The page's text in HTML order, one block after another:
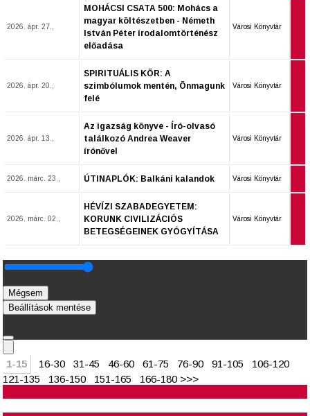
2026. ápr. 27.,
MOHÁCSI CSATA 500: Mohács a
magyar költészetben - Németh
István Péter irodalomtörténész
előadása
Városi Könyvtár
2026. ápr. 20.,
SPIRITUÁLIS KÖR: A
szimbólumok mentén, Önmagunk
felé
Városi Könyvtár
2026. ápr. 13.,
Az igazság könyve - Író-olvasó
találkozó Andrea Weaver
írónővel
Városi Könyvtár
2026. márc. 23., ÚTINAPLÓK: Balkáni kalandok Városi Könyvtár
2026. márc. 02.,
HÉVÍZI SZABADEGYETEM:
KORUNK CIVILIZÁCIÓS
BETEGSÉGEINEK GYÓGYÍTÁSA
Városi Könyvtár
Mégsem
Beállítások mentése
1-15 16-30 31-45 46-60 61-75 76-90 91-105
106-120
121-135
136-150 151-165 166-180 >>>